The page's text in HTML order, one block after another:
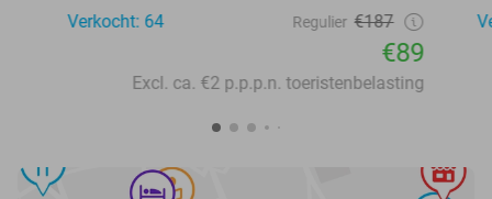
Verkocht: 64
Regulier €187
€89
Excl. ca. €2 p.p.p.n. toeristenbelasting